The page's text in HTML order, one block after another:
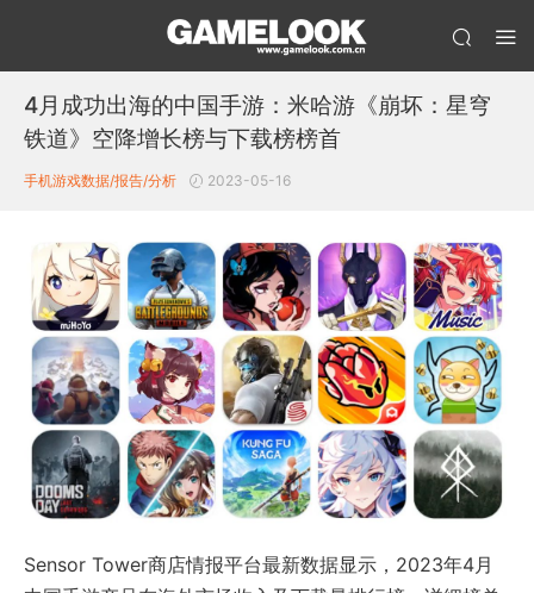
4月成功出海的中国手游：米哈游《崩坏：星穹
铁道》空降增长榜与下载榜榜首
手机游戏数据/报告/分析 2023-05-16
Sensor Tower商店情报平台最新数据显示，2023年4月